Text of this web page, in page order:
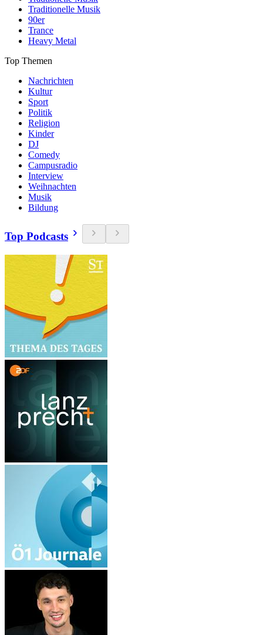
Traditionelle Musik
90er
Trance
Heavy Metal
Top Themen
Nachrichten
Kultur
Sport
Politik
Religion
Kinder
DJ
Comedy
Campusradio
Interview
Weihnachten
Musik
Bildung
Top Podcasts